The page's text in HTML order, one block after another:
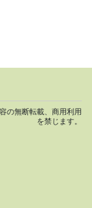
の無断転載、商用利用
を禁じます。